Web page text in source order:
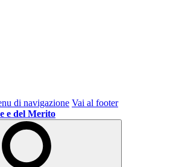
di navigazione Vai al footer
e del Merito